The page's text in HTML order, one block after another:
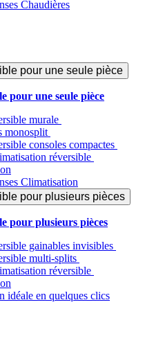
Chaudières
pour une seule pièce
pour une seule pièce
murale
monosplit
consoles compactes
réversible
Climatisation
pour plusieurs pièces
pour plusieurs pièces
gainables invisibles
multi-splits
réversible
idéale en quelques clics